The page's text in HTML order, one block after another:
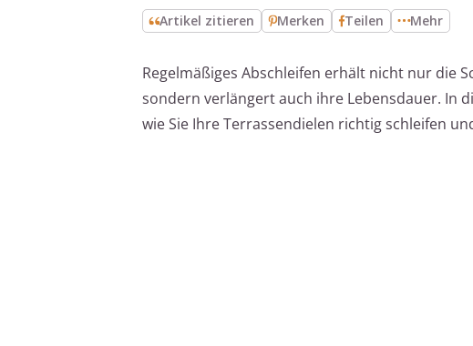
Artikel zitieren Merken Teilen Mehr
Regelmäßiges Abschleifen erhält nicht nur die
sondern verlängert auch ihre Lebensdauer. In
wie Sie Ihre Terrassendielen richtig schleifen